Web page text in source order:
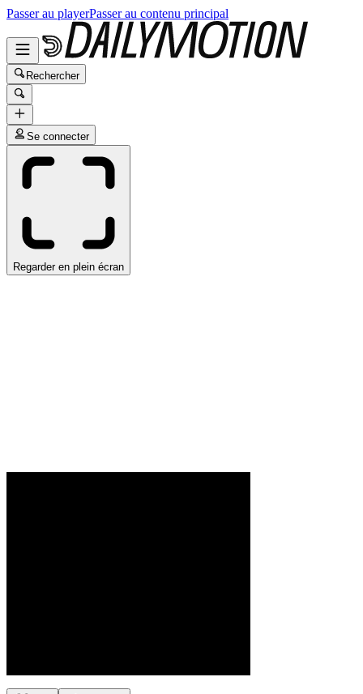
Passer au playerPasser au contenu principal
Rechercher
Se connecter
Regarder en plein écran